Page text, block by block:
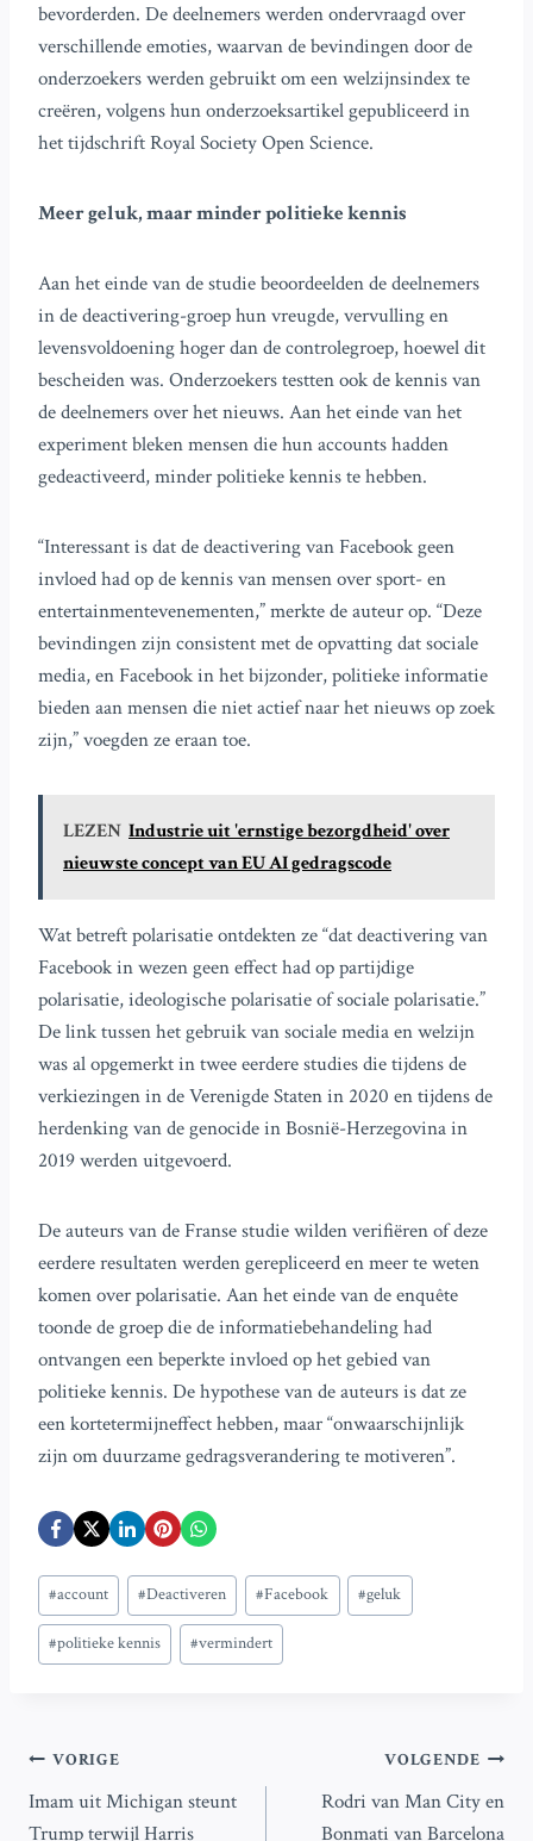
bevorderden. De deelnemers werden ondervraagd over
verschillende emoties, waarvan de bevindingen door de
onderzoekers werden gebruikt om een welzijnsindex te
creëren, volgens hun onderzoeksartikel gepubliceerd in
het tijdschrift Royal Society Open Science.
Meer geluk, maar minder politieke kennis
Aan het einde van de studie beoordeelden de deelnemers
in de deactivering-groep hun vreugde, vervulling en
levensvoldoening hoger dan de controlegroep, hoewel dit
bescheiden was. Onderzoekers testten ook de kennis van
de deelnemers over het nieuws. Aan het einde van het
experiment bleken mensen die hun accounts hadden
gedeactiveerd, minder politieke kennis te hebben.
“Interessant is dat de deactivering van Facebook geen
invloed had op de kennis van mensen over sport- en
entertainmentevenementen,” merkte de auteur op. “Deze
bevindingen zijn consistent met de opvatting dat sociale
media, en Facebook in het bijzonder, politieke informatie
bieden aan mensen die niet actief naar het nieuws op zoek
zijn,” voegden ze eraan toe.
LEZEN Industrie uit 'ernstige bezorgdheid' over
nieuwste concept van EU AI gedragscode
Wat betreft polarisatie ontdekten ze “dat deactivering van
Facebook in wezen geen effect had op partijdige
polarisatie, ideologische polarisatie of sociale polarisatie.”
De link tussen het gebruik van sociale media en welzijn
was al opgemerkt in twee eerdere studies die tijdens de
verkiezingen in de Verenigde Staten in 2020 en tijdens de
herdenking van de genocide in Bosnië-Herzegovina in
2019 werden uitgevoerd.
De auteurs van de Franse studie wilden verifiëren of deze
eerdere resultaten werden gerepliceerd en meer te weten
komen over polarisatie. Aan het einde van de enquête
toonde de groep die de informatiebehandeling had
ontvangen een beperkte invloed op het gebied van
politieke kennis. De hypothese van de auteurs is dat ze
een kortetermijneffect hebben, maar “onwaarschijnlijk
zijn om duurzame gedragsverandering te motiveren”.
Bericht
tags:
#account #Deactiveren #Facebook #geluk
#politieke kennis #vermindert
Bericht
navigatie
VORIGE
Imam uit Michigan steunt
Trump terwijl Harris
VOLGENDE
Rodri van Man City en
Bonmati van Barcelona